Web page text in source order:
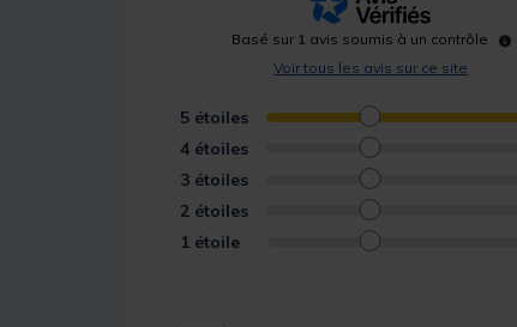
Basé sur 1 avis soumis à un contrôle
Voir tous les avis sur ce site
5 étoiles
4 étoiles
3 étoiles
2 étoiles
1 étoile